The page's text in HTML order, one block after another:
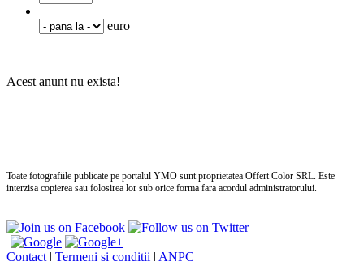
euro
Acest anunt nu exista!
Toate fotografiile publicate pe portalul YMO sunt proprietatea Offert Color SRL. Este
interzisa copierea sau folosirea lor sub orice forma fara acordul administratorului.
Contact | Termeni si conditii | ANPC